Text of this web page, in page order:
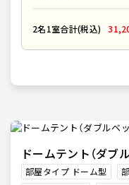
2名1室合計(税込)
ドームテント（ダブ
部屋タイプ ドーム型